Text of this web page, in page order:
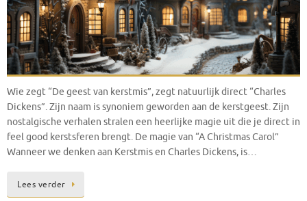
Wie zegt “De geest van kerstmis”, zegt natuurlijk direct “Charles
Dickens”. Zijn naam is synoniem geworden aan de kerstgeest. Zijn
nostalgische verhalen stralen een heerlijke magie uit die je direct in
feel good kerstsferen brengt. De magie van “A Christmas Carol”
Wanneer we denken aan Kerstmis en Charles Dickens, is…
Lees verder